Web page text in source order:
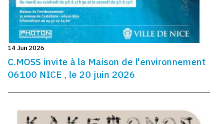
14 Jun 2026
C.MOSS invite à la Maison de l'environnement
06100 NICE , le 20 juin 2026